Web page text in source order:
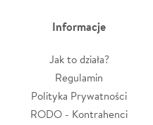
Informacje
Jak to działa?
Regulamin
Polityka Prywatności
RODO - Kontrahenci